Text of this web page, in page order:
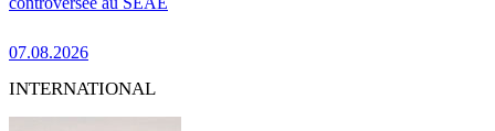
07.08.2026
INTERNATIONAL